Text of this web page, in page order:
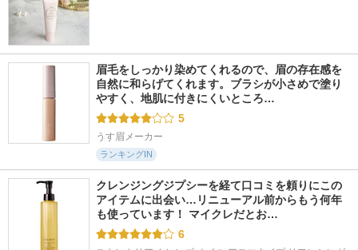
眉毛をしっかり染めてくれるので、眉の存在感を
自然に和らげてくれます。ブラシが小さめで塗り
やすく、地肌に付きにくいところ…
5
うす眉メーカー
ランキングIN
クレンジングジプシーを経て口コミを頼りにこの
アイテムに出会い…リニューアル前からもう何年
も使っています！ マイクレだとお…
6